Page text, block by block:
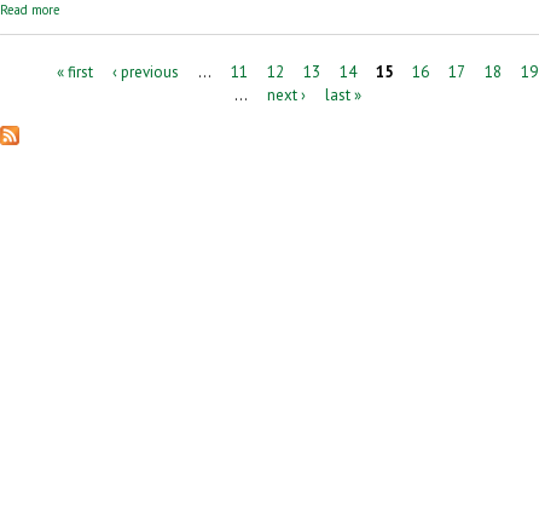
Read more
Pages« first ‹ previous … 11 12 13 14 15 16 17 18
19
…
next › last »